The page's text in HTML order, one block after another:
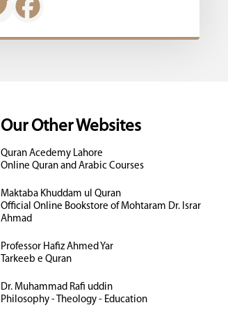
Our Other Websites
Quran Acedemy Lahore
Online Quran and Arabic Courses
Maktaba Khuddam ul Quran
Official Online Bookstore of Mohtaram Dr. Israr
Ahmad
Professor Hafiz Ahmed Yar
Tarkeeb e Quran
Dr. Muhammad Rafi uddin
Philosophy - Theology - Education